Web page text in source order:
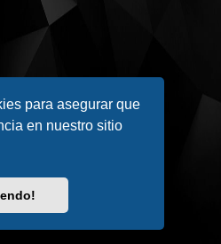
para asegurar que
en nuestro sitio